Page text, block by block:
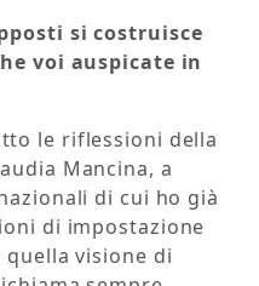
si costruisce
voi auspicate in
le riflessioni della
Mancina, a
di cui ho già
di impostazione
visione di